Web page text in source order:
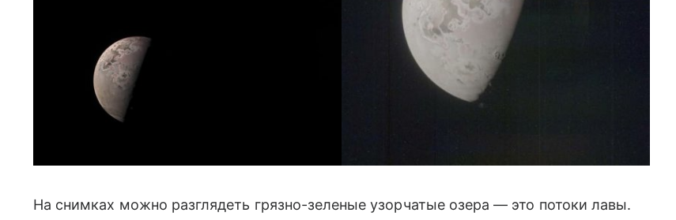
На снимках можно разглядеть грязно-зеленые узорчатые озера — это потоки лавы.